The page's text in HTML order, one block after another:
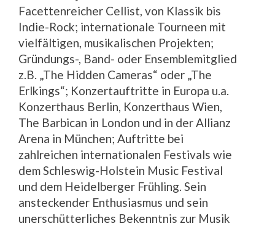
Facettenreicher Cellist, von Klassik bis
Indie-Rock; internationale Tourneen mit
vielfältigen, musikalischen Projekten;
Gründungs-, Band- oder Ensemblemitglied
z.B. „The Hidden Cameras“ oder „The
Erlkings“; Konzertauftritte in Europa u.a.
Konzerthaus Berlin, Konzerthaus Wien,
The Barbican in London und in der Allianz
Arena in München; Auftritte bei
zahlreichen internationalen Festivals wie
dem Schleswig-Holstein Music Festival
und dem Heidelberger Frühling. Sein
ansteckender Enthusiasmus und sein
unerschütterliches Bekenntnis zur Musik